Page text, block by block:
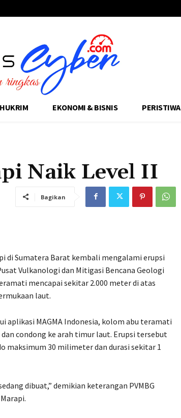
HUKRIM EKONOMI & BISNIS PERISTIWA
Naik Level II
Bagikan
di Sumatera Barat kembali mengalami erupsi
Vulkanologi dan Mitigasi Bencana Geologi
mencapai sekitar 2.000 meter di atas
laut.
aplikasi MAGMA Indonesia, kolom abu teramati
condong ke arah timur laut. Erupsi tersebut
maksimum 30 milimeter dan durasi sekitar 1
dibuat,” demikian keterangan PVMBG